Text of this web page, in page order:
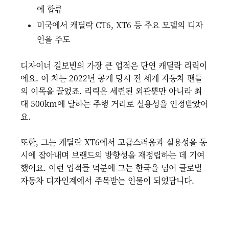
에 합류
미국에서 캐딜락 CT6, XT6 등 주요 모델의 디자
인을 주도
디자이너 길보빈의 가장 큰 업적은 단연 캐딜락 리릭이
에요. 이 차는 2022년 공개 당시 전 세계 자동차 팬들
의 이목을 끌었죠. 리릭은 세련된 외관뿐만 아니라 최
대 500km에 달하는 주행 거리로 실용성을 인정받았어
요.
또한, 그는 캐딜락 XT6에서 고급스러움과 실용성을 동
시에 잡아내며 브랜드의 방향성을 재정립하는 데 기여
했어요. 이런 업적들 덕분에 그는 한국을 넘어 글로벌
자동차 디자인계에서 주목받는 인물이 되었답니다.